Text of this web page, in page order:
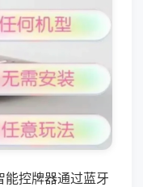
能控牌器通过蓝牙